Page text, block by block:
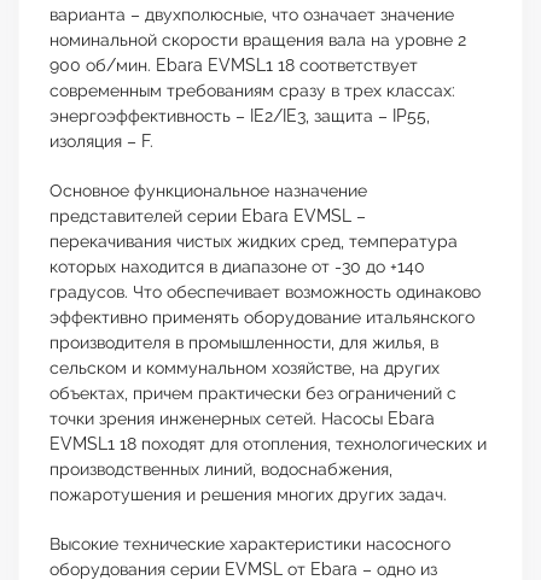
варианта – двухполюсные, что означает значение
номинальной скорости вращения вала на уровне 2
900 об/мин. Ebara EVMSL1 18 соответствует
современным требованиям сразу в трех классах:
энергоэффективность – IE2/IE3, защита – IP55,
изоляция – F.
Основное функциональное назначение
представителей серии Ebara EVMSL –
перекачивания чистых жидких сред, температура
которых находится в диапазоне от -30 до +140
градусов. Что обеспечивает возможность одинаково
эффективно применять оборудование итальянского
производителя в промышленности, для жилья, в
сельском и коммунальном хозяйстве, на других
объектах, причем практически без ограничений с
точки зрения инженерных сетей. Насосы Ebara
EVMSL1 18 походят для отопления, технологических и
производственных линий, водоснабжения,
пожаротушения и решения многих других задач.
Высокие технические характеристики насосного
оборудования серии EVMSL от Ebara – одно из